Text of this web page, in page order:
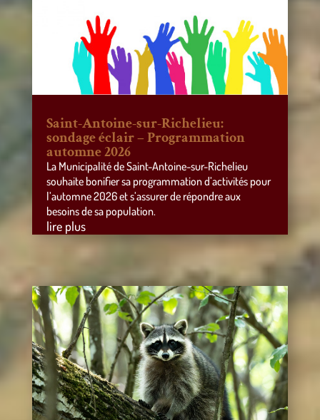
Saint-Antoine-sur-Richelieu:
sondage éclair – Programmation
automne 2026
La Municipalité de Saint-Antoine-sur-Richelieu
souhaite bonifier sa programmation d’activités pour
l’automne 2026 et s’assurer de répondre aux
besoins de sa population.
lire plus